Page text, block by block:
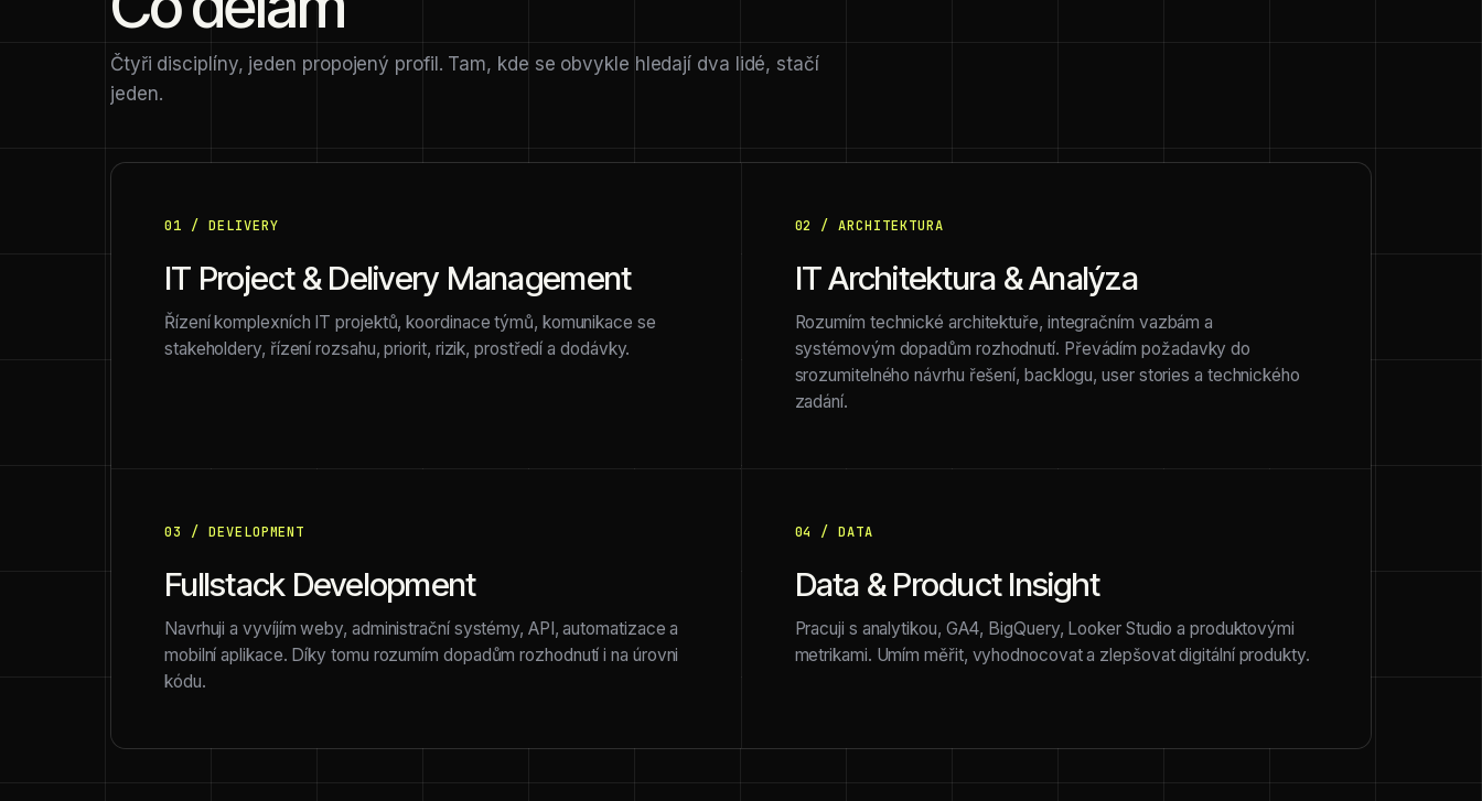
Čtyři disciplíny, jeden propojený profil. Tam, kde se obvykle hledají dva lidé, stačí
jeden.
01 / DELIVERY
IT Project & Delivery Management
Řízení komplexních IT projektů, koordinace týmů, komunikace se
stakeholdery, řízení rozsahu, priorit, rizik, prostředí a dodávky.
02 / ARCHITEKTURA
IT Architektura & Analýza
Rozumím technické architektuře, integračním vazbám a
systémovým dopadům rozhodnutí. Převádím požadavky do
srozumitelného návrhu řešení, backlogu, user stories a technického
zadání.
03 / DEVELOPMENT
Fullstack Development
Navrhuji a vyvíjím weby, administrační systémy, API, automatizace a
mobilní aplikace. Díky tomu rozumím dopadům rozhodnutí i na úrovni
kódu.
04 / DATA
Data & Product Insight
Pracuji s analytikou, GA4, BigQuery, Looker Studio a produktovými
metrikami. Umím měřit, vyhodnocovat a zlepšovat digitální produkty.